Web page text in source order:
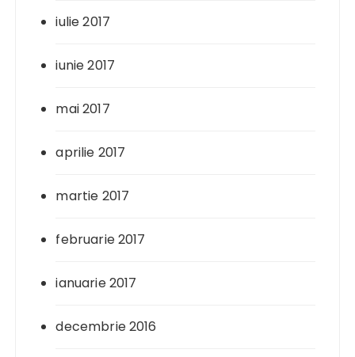
iulie 2017
iunie 2017
mai 2017
aprilie 2017
martie 2017
februarie 2017
ianuarie 2017
decembrie 2016